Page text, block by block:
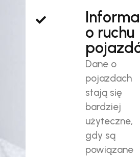
o ruchu
Dane o
pojazdach
stają się
bardziej
użyteczne,
gdy są
powiązane